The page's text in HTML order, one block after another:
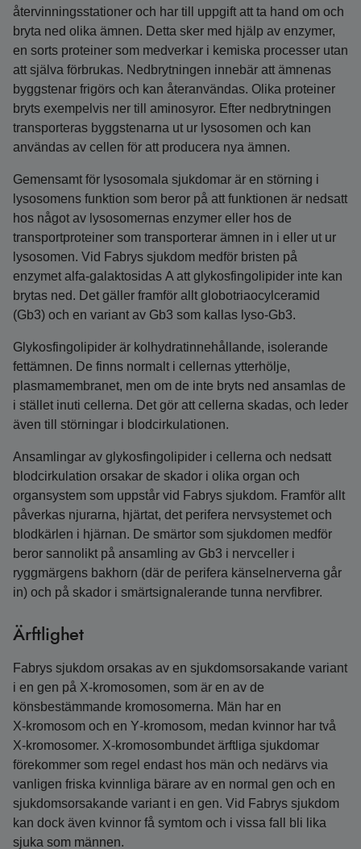
återvinningsstationer och har till uppgift att ta hand om och
bryta ned olika ämnen. Detta sker med hjälp av enzymer,
en sorts proteiner som medverkar i kemiska processer utan
att själva förbrukas. Nedbrytningen innebär att ämnenas
byggstenar frigörs och kan återanvändas. Olika proteiner
bryts exempelvis ner till aminosyror. Efter nedbrytningen
transporteras byggstenarna ut ur lysosomen och kan
användas av cellen för att producera nya ämnen.
Gemensamt för lysosomala sjukdomar är en störning i
lysosomens funktion som beror på att funktionen är nedsatt
hos något av lysosomernas enzymer eller hos de
transportproteiner som transporterar ämnen in i eller ut ur
lysosomen. Vid Fabrys sjukdom medför bristen på
enzymet alfa-galaktosidas A att glykosfingolipider inte kan
brytas ned. Det gäller framför allt globotriaocylceramid
(Gb3) och en variant av Gb3 som kallas lyso-Gb3.
Glykosfingolipider är kolhydratinnehållande, isolerande
fettämnen. De finns normalt i cellernas ytterhölje,
plasmamembranet, men om de inte bryts ned ansamlas de
i stället inuti cellerna. Det gör att cellerna skadas, och leder
även till störningar i blodcirkulationen.
Ansamlingar av glykosfingolipider i cellerna och nedsatt
blodcirkulation orsakar de skador i olika organ och
organsystem som uppstår vid Fabrys sjukdom. Framför allt
påverkas njurarna, hjärtat, det perifera nervsystemet och
blodkärlen i hjärnan. De smärtor som sjukdomen medför
beror sannolikt på ansamling av Gb3 i nervceller i
ryggmärgens bakhorn (där de perifera känselnerverna går
in) och på skador i smärtsignalerande tunna nervfibrer.
Ärftlighet
Fabrys sjukdom orsakas av en sjukdomsorsakande variant
i en gen på X‑kromosomen, som är en av de
könsbestämmande kromosomerna. Män har en
X‑kromosom och en Y‑kromosom, medan kvinnor har två
X‑kromosomer. X‑kromosombundet ärftliga sjukdomar
förekommer som regel endast hos män och nedärvs via
vanligen friska kvinnliga bärare av en normal gen och en
sjukdomsorsakande variant i en gen. Vid Fabrys sjukdom
kan dock även kvinnor få symtom och i vissa fall bli lika
sjuka som männen.